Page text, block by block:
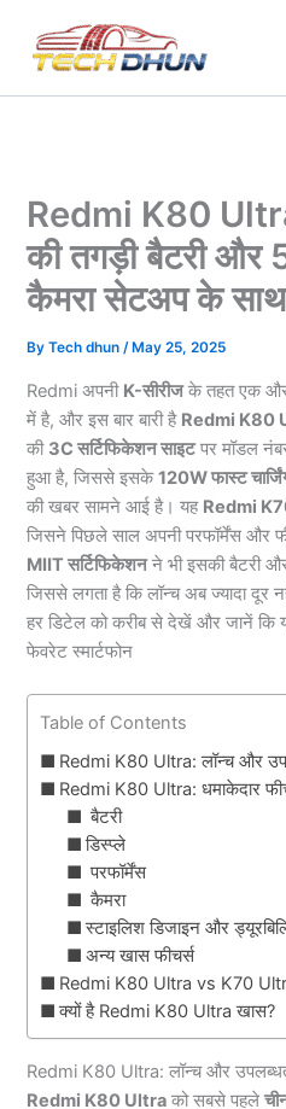
content
Redmi K80
की तगड़ी बैटरी और
कैमरा सेटअप के
ByTech dhun/ May 25, 2025
Redmi अपनी K-सीरीजके तहत एक और
में है, और इस बार बारी है Redmi K80
की 3C सर्टिफिकेशन साइटपर मॉडल
हुआ है, जिससे इसके120W फास्ट
की खबर सामने आई है। यह Redmi
जिसने पिछले साल अपनी परफॉर्मेंस और
MIIT सर्टिफिकेशनने भी इसकी बैटरी
जिससे लगता है कि लॉन्च अब ज्यादा दूर
हर डिटेल को करीब से देखें और जानें कि
फेवरेट स्मार्टफोन
Table of Contents
Redmi K80 Ultra: लॉन्च और
Redmi K80 Ultra: धमाकेदार
बैटरी
डिस्प्ले
परफॉर्मेंस
कैमरा
स्टाइलिश डिजाइन और
अन्य खास फीचर्स
Redmi K80 Ultra vs K70
क्यों है Redmi K80 Ultra खास?
Redmi K80 Ultra: लॉन्च और
Redmi K80 Ultra को सबसे पहले